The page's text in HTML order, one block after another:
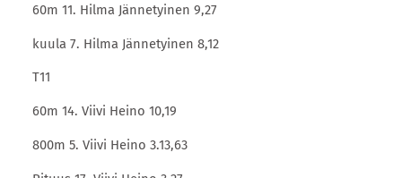
60m 11. Hilma Jännetyinen 9,27
kuula 7. Hilma Jännetyinen 8,12
T11
60m 14. Viivi Heino 10,19
800m 5. Viivi Heino 3.13,63